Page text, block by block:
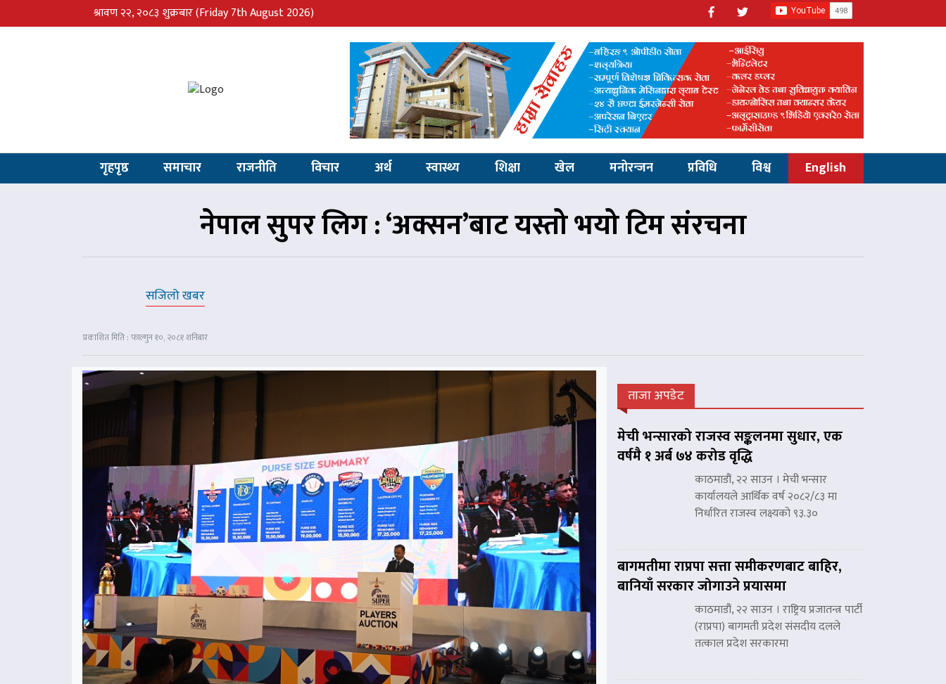
श्रावण २२, २०८३ शुक्रबार(Friday 7th August 2026)
गृहपृष्ठ समाचार राजनीति विचार अर्थ स्वास्थ्य शिक्षा खेल मनोरन्जन प्रविधि विश्व English
नेपाल सुपर लिग : ‘अक्सन’बाट यस्तो भयो टिम संरचना
सजिलो खबर
प्रकाशित मिति : फाल्गुन १०, २०८१ शनिबार
ताजा अपडेट
मेची भन्सारको राजस्व सङ्कलनमा सुधार, एक
वर्षमै १ अर्ब ७४ करोड वृद्धि
काठमाडौं, २२ साउन । मेची भन्सार
कार्यालयले आर्थिक वर्ष २०८२/८३ मा
निर्धारित राजस्व लक्ष्यको ९३.३०
बागमतीमा राप्रपा सत्ता समीकरणबाट बाहिर,
बानियाँ सरकार जोगाउने प्रयासमा
काठमाडौं, २२ साउन । राष्ट्रिय प्रजातन्त्र पार्टी
(राप्रपा) बागमती प्रदेश संसदीय दलले
तत्काल प्रदेश सरकारमा